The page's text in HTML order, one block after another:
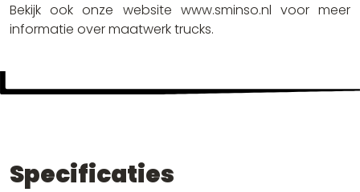
Bekijk ook onze website www.sminso.nl voor meer
informatie over maatwerk trucks.
Specificaties